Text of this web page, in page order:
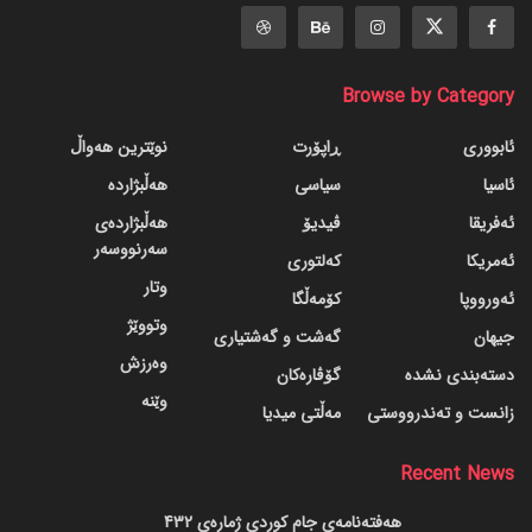
Browse by Category
ئابووری
ئاسیا
ئەفریقا
ئەمریکا
ئەورووپا
جیهان
دسته‌بندی نشده
زانست و تەندرووستی
ڕاپۆرت
سیاسی
ڤیدیۆ
کەلتوری
کۆمەڵگا
گه‌شت و گه‌شتیاری
گۆڤاره‌کان
مەڵتی میدیا
نوێترین هەواڵ
هەڵبژاردە
هەڵبژاردەی
سەرنووسەر
وتار
وتووێژ
وەرزش
وێنە
Recent News
هەفتەنامەی جام کوردی ژمارەی 432